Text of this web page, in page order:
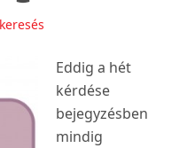
Eddig a hét
kérdése
bejegyzésben
mindig